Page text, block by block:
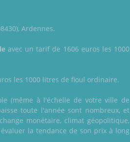
Ardennes.
avec un tarif de 1606 euros les 1000
les 1000 litres de fioul ordinaire.
(même à l'échelle de votre ville de
toute l'année sont nombreux, et
monétaire, climat géopolitique,
la tendance de son prix à long